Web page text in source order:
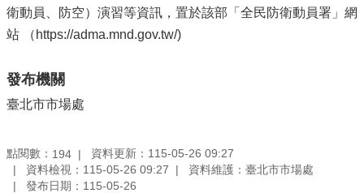
衛動員、防空）演習等資訊，置於該部「全民防衛動員署」網
站 （https://adma.mnd.gov.tw/)
發布機關
臺北市市場處
點閱數： 194
資料更新：115-05-26 09:27
資料檢視：115-05-26 09:27
資料維護：臺北市市場處
發布日期：115-05-26